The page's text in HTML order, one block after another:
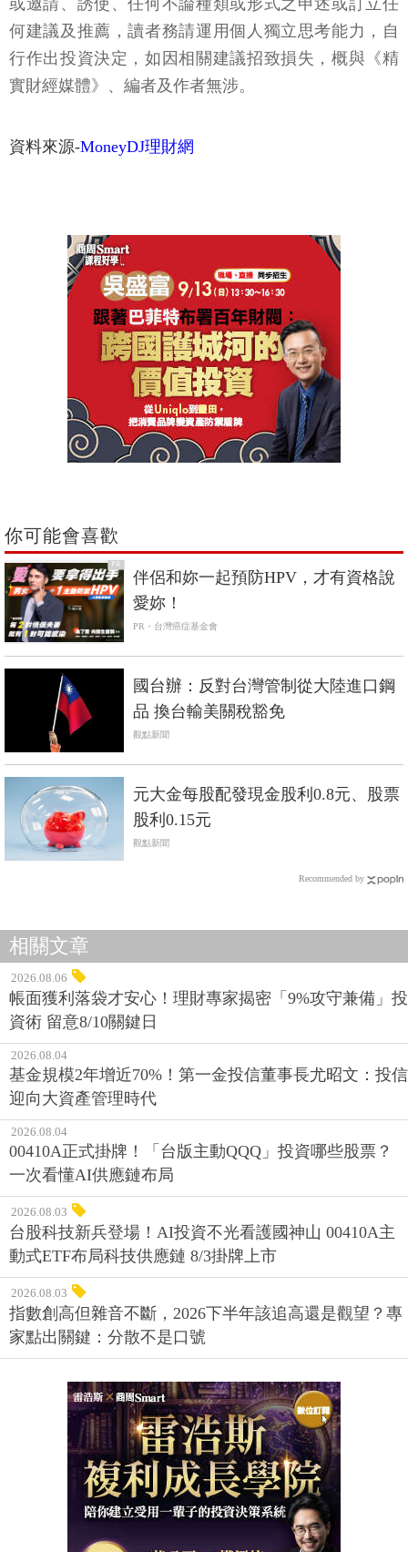
或邀請、誘使、任何不論種類或形式之申述或訂立任
何建議及推薦，讀者務請運用個人獨立思考能力，自
行作出投資決定，如因相關建議招致損失，概與《精
實財經媒體》、編者及作者無涉。
資料來源-MoneyDJ理財網
你可能會喜歡
PR
伴侶和妳一起預防HPV，才有資格說
愛妳！
PR・台灣癌症基金會
國台辦：反對台灣管制從大陸進口鋼
品 換台輸美關稅豁免
觀點新聞
元大金每股配發現金股利0.8元、股票
股利0.15元
觀點新聞
Recommended by
相關文章
2026.08.06
帳面獲利落袋才安心！理財專家揭密「9%攻守兼備」投
資術 留意8/10關鍵日
2026.08.04
基金規模2年增近70%！第一金投信董事長尤昭文：投信
迎向大資產管理時代
2026.08.04
00410A正式掛牌！「台版主動QQQ」投資哪些股票？
一次看懂AI供應鏈布局
2026.08.03
台股科技新兵登場！AI投資不光看護國神山 00410A主
動式ETF布局科技供應鏈 8/3掛牌上市
2026.08.03
指數創高但雜音不斷，2026下半年該追高還是觀望？專
家點出關鍵：分散不是口號